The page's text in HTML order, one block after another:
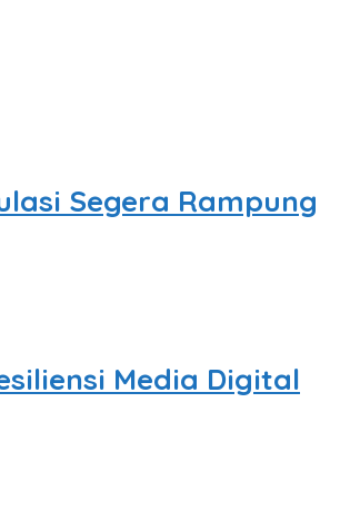
Segera Rampung
Media Digital